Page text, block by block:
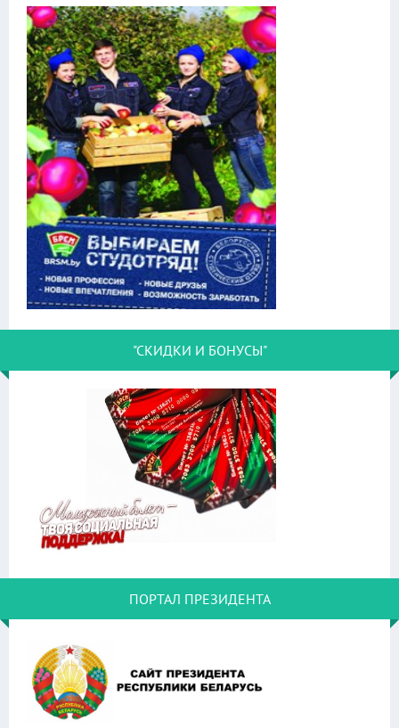
"СКИДКИ И БОНУСЫ"
ПОРТАЛ ПРЕЗИДЕНТА